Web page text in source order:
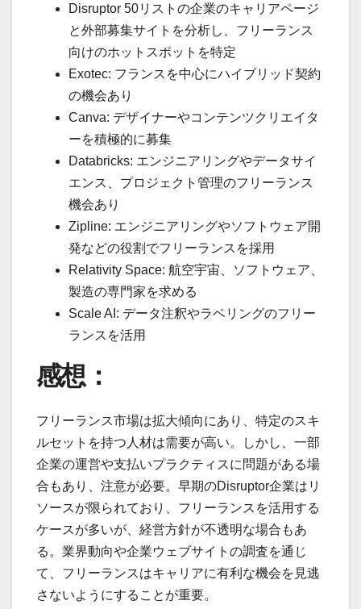
Disruptor 50リストの企業のキャリアページ
と外部募集サイトを分析し、フリーランス
向けのホットスポットを特定
Exotec: フランスを中心にハイブリッド契約
の機会あり
Canva: デザイナーやコンテンツクリエイタ
ーを積極的に募集
Databricks: エンジニアリングやデータサイ
エンス、プロジェクト管理のフリーランス
機会あり
Zipline: エンジニアリングやソフトウェア開
発などの役割でフリーランスを採用
Relativity Space: 航空宇宙、ソフトウェア、
製造の専門家を求める
Scale AI: データ注釈やラベリングのフリー
ランスを活用
感想：
フリーランス市場は拡大傾向にあり、特定のスキ
ルセットを持つ人材は需要が高い。しかし、一部
企業の運営や支払いプラクティスに問題がある場
合もあり、注意が必要。早期のDisruptor企業はリ
ソースが限られており、フリーランスを活用する
ケースが多いが、経営方針が不透明な場合もあ
る。業界動向や企業ウェブサイトの調査を通じ
て、フリーランスはキャリアに有利な機会を見逃
さないようにすることが重要。